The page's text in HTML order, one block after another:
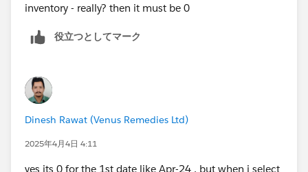
inventory - really? then it must be 0
役立つとしてマーク
Dinesh Rawat (Venus Remedies Ltd)
2025年4月4日 4:11
yes its 0 for the 1st date like Apr-24 , but when i select